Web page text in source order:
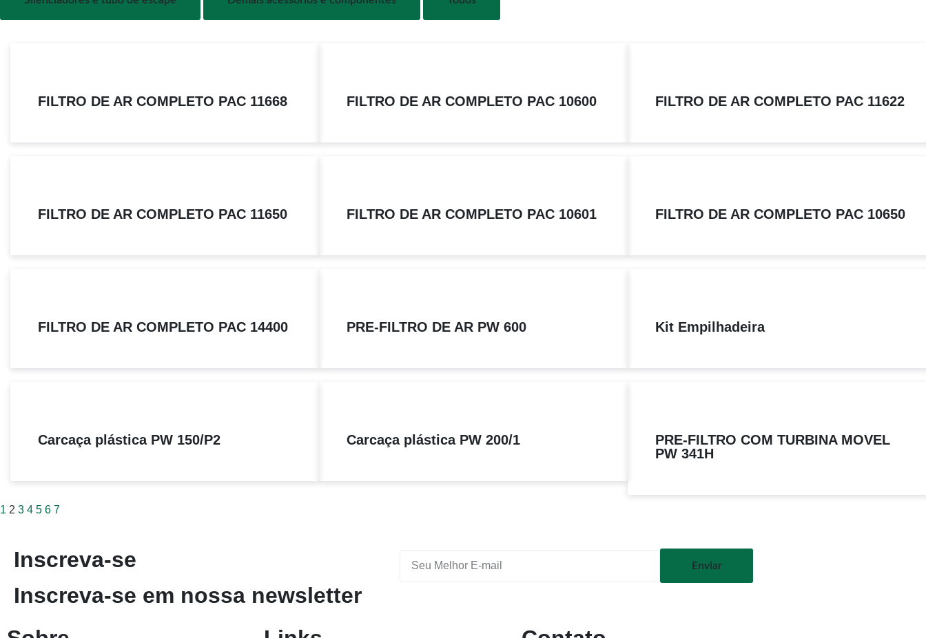
FILTRO DE AR COMPLETO PAC 11668 FILTRO DE AR COMPLETO PAC 10600 FILTRO DE AR COMPLETO PAC 11622
FILTRO DE AR COMPLETO PAC 11650 FILTRO DE AR COMPLETO PAC 10601 FILTRO DE AR COMPLETO PAC 10650
FILTRO DE AR COMPLETO PAC 14400 PRE-FILTRO DE AR PW 600 Kit Empilhadeira
Carcaça plástica PW 150/P2 Carcaça plástica PW 200/1
PRE-FILTRO COM TURBINA MOVEL
PW 341H
1 2 3 4 5 6 7
Inscreva-se
Inscreva-se em nossa newsletter
Enviar